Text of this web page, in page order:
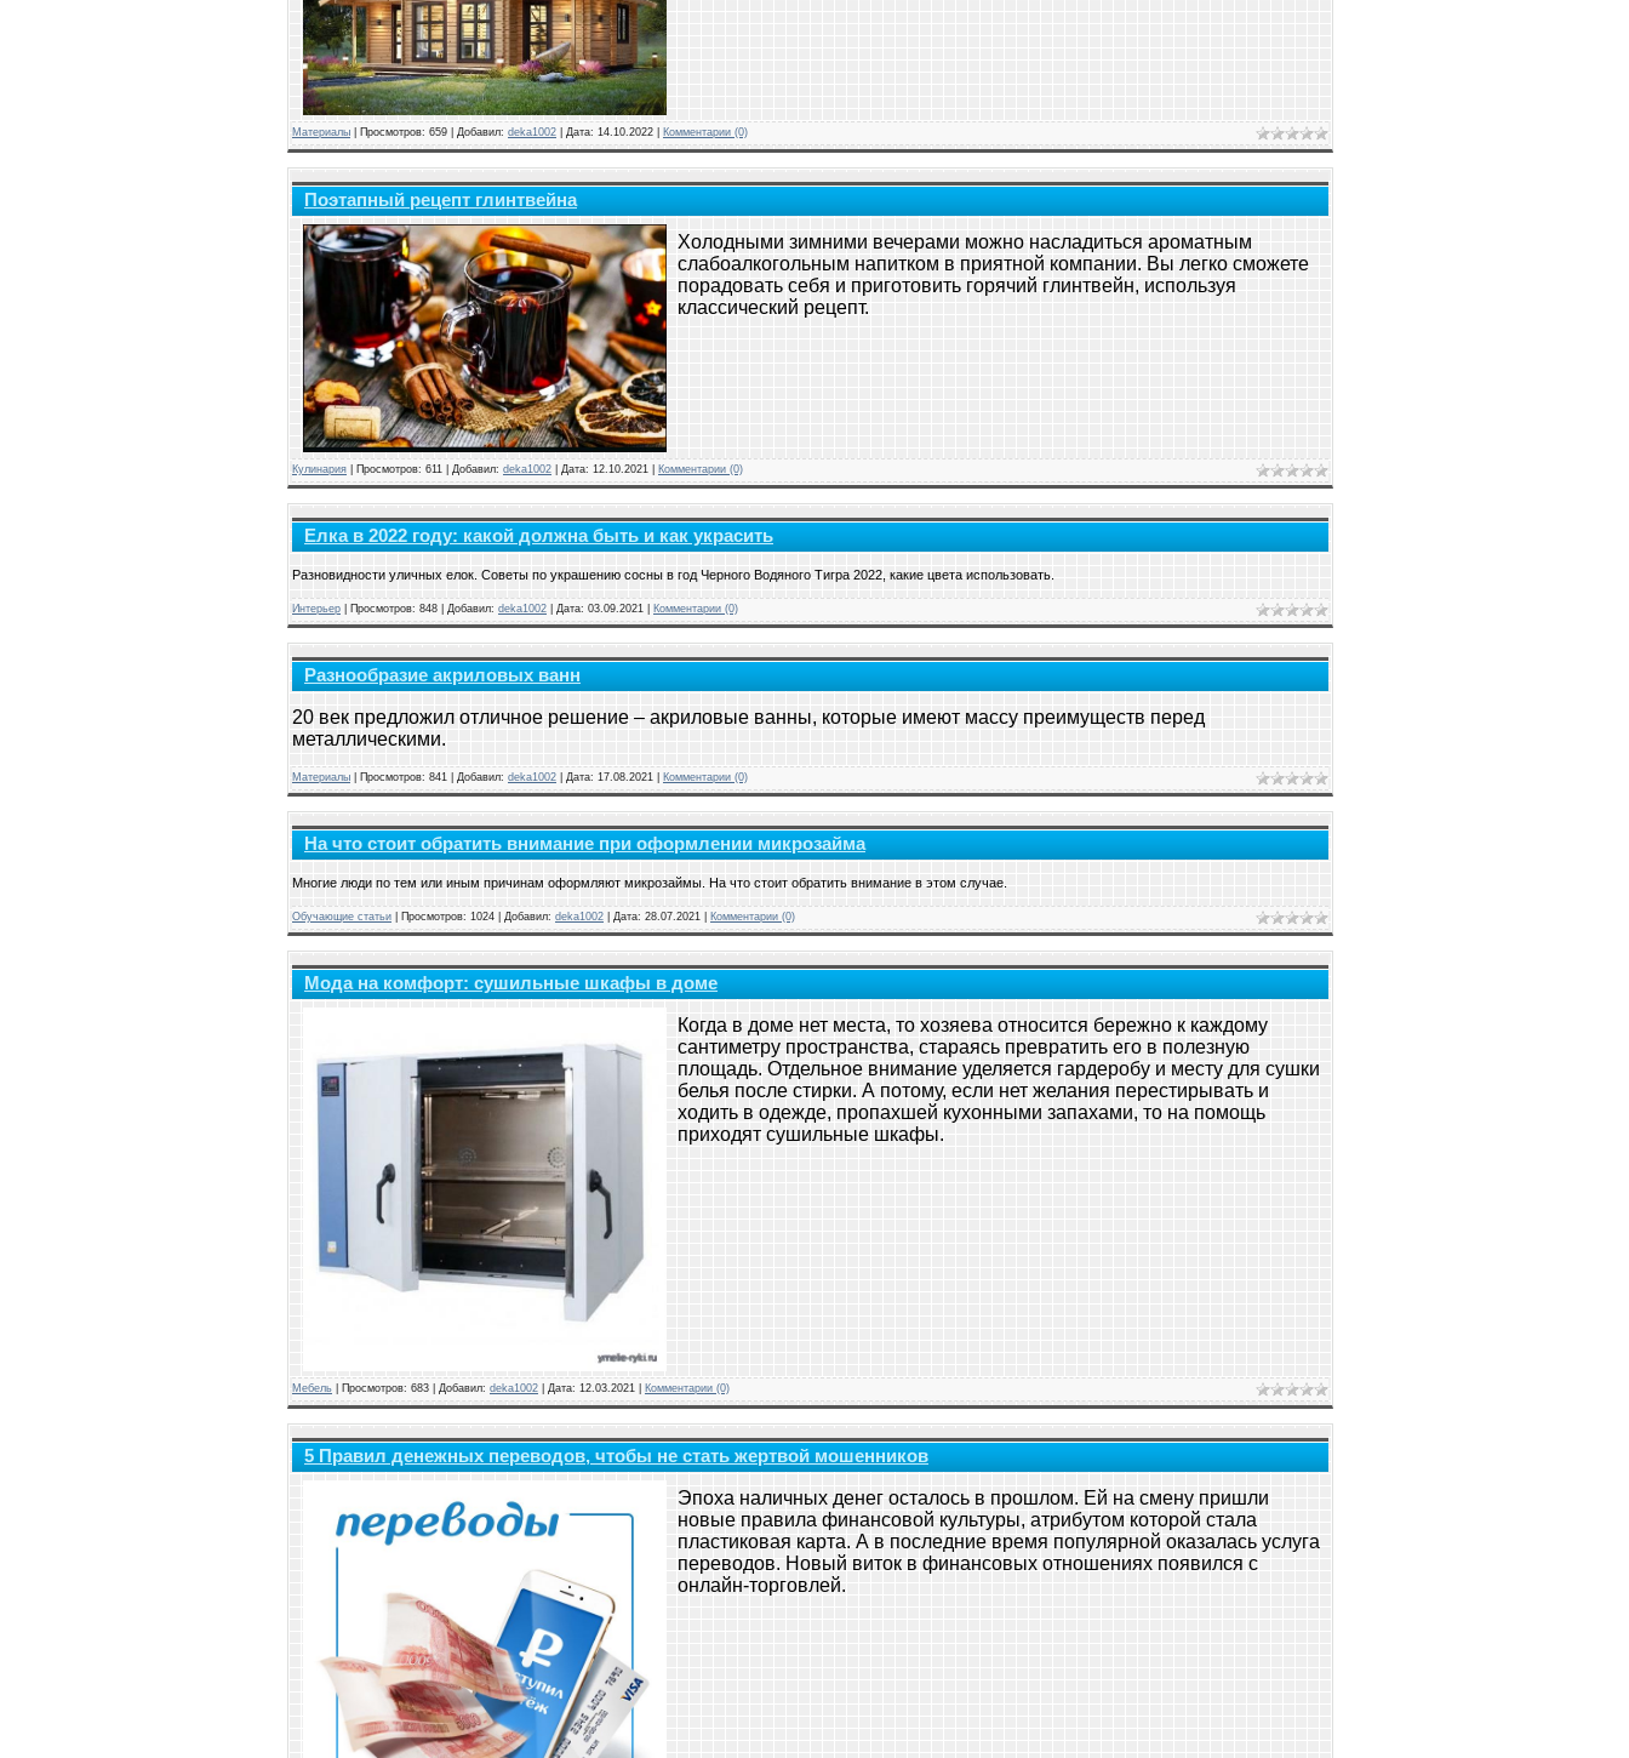
Материалы Просмотров: 659 Добавил: deka1002 Дата: 14.10.2022 Комментарии (0)
Поэтапный рецепт глинтвейна
Холодными зимними вечерами можно насладиться ароматным
слабоалкогольным напитком в приятной компании. Вы легко сможете
порадовать себя и приготовить горячий глинтвейн, используя
классический рецепт.
Кулинария Просмотров: 611 Добавил: deka1002 Дата: 12.10.2021 Комментарии (0)
Елка в 2022 году: какой должна быть и как украсить
Разновидности уличных елок. Советы по украшению сосны в год Черного Водяного Тигра 2022, какие цвета использовать.
Интерьер Просмотров: 848 Добавил: deka1002 Дата: 03.09.2021 Комментарии (0)
Разнообразие акриловых ванн
20 век предложил отличное решение – акриловые ванны, которые имеют массу преимуществ перед
металлическими.
Материалы Просмотров: 841 Добавил: deka1002 Дата: 17.08.2021 Комментарии (0)
На что стоит обратить внимание при оформлении микрозайма
Многие люди по тем или иным причинам оформляют микрозаймы. На что стоит обратить внимание в этом случае.
Обучающие статьи Просмотров: 1024 Добавил: deka1002 Дата: 28.07.2021 Комментарии (0)
Мода на комфорт: сушильные шкафы в доме
Когда в доме нет места, то хозяева относится бережно к каждому
сантиметру пространства, стараясь превратить его в полезную
площадь. Отдельное внимание уделяется гардеробу и месту для сушки
белья после стирки. А потому, если нет желания перестирывать и
ходить в одежде, пропахшей кухонными запахами, то на помощь
приходят сушильные шкафы.
Мебель Просмотров: 683 Добавил: deka1002 Дата: 12.03.2021 Комментарии (0)
5 Правил денежных переводов, чтобы не стать жертвой мошенников
Эпоха наличных денег осталось в прошлом. Ей на смену пришли
новые правила финансовой культуры, атрибутом которой стала
пластиковая карта. А в последние время популярной оказалась услуга
переводов. Новый виток в финансовых отношениях появился с
онлайн-торговлей.